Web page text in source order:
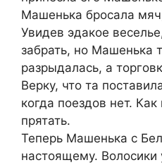
Машенька бросала
Увидев эдакое
забрать, но Машенька
разрыдалась, а
Верку, что та
когда поездов нет.
прятать.
Теперь Машенька с
настоящему.